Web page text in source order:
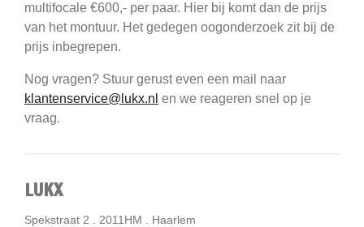
multifocale €600,- per paar. Hier bij komt dan de prijs
van het montuur. Het gedegen oogonderzoek zit bij de
prijs inbegrepen.
Nog vragen? Stuur gerust even een mail naar
klantenservice@lukx.nl en we reageren snel op je
vraag.
LUKX
Spekstraat 2 . 2011HM . Haarlem